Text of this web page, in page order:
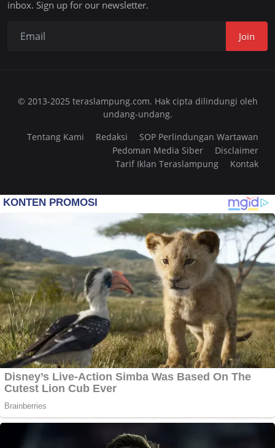
inbox. Sign up for our newsletter.
Join
© 2013-2025 teraslampung.com. Hak cipta dilindungi oleh
undang-undang.
Tentang Kami
Redaksi
SOP Perlindungan Wartawan
Pedoman Media Siber
Disclaimer
Tarif Iklan Teraslampung
Kontak